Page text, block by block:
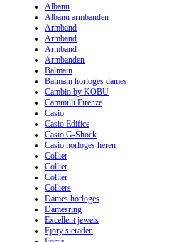
Albanu
Albanu armbanden
Armband
Armband
Armband
Armbanden
Balmain
Balmain horloges dames
Cambio by KOBU
Cammilli Firenze
Casio
Casio Edifice
Casio G-Shock
Casio horloges heren
Collier
Collier
Collier
Colliers
Dames horloges
Damesring
Excellent jewels
Fjory sieraden